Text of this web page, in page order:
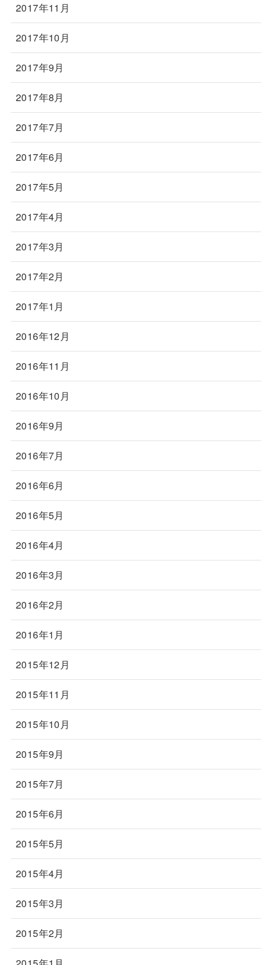
2017年11月
2017年10月
2017年9月
2017年8月
2017年7月
2017年6月
2017年5月
2017年4月
2017年3月
2017年2月
2017年1月
2016年12月
2016年11月
2016年10月
2016年9月
2016年7月
2016年6月
2016年5月
2016年4月
2016年3月
2016年2月
2016年1月
2015年12月
2015年11月
2015年10月
2015年9月
2015年7月
2015年6月
2015年5月
2015年4月
2015年3月
2015年2月